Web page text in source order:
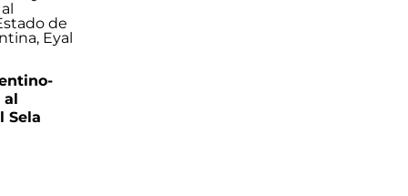
al
Sela